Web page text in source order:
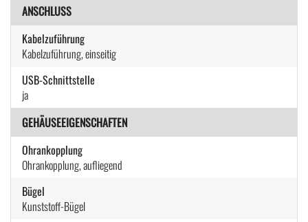
ANSCHLUSS
Kabelzuführung
Kabelzuführung, einseitig
USB-Schnittstelle
ja
GEHÄUSEEIGENSCHAFTEN
Ohrankopplung
Ohrankopplung, aufliegend
Bügel
Kunststoff-Bügel